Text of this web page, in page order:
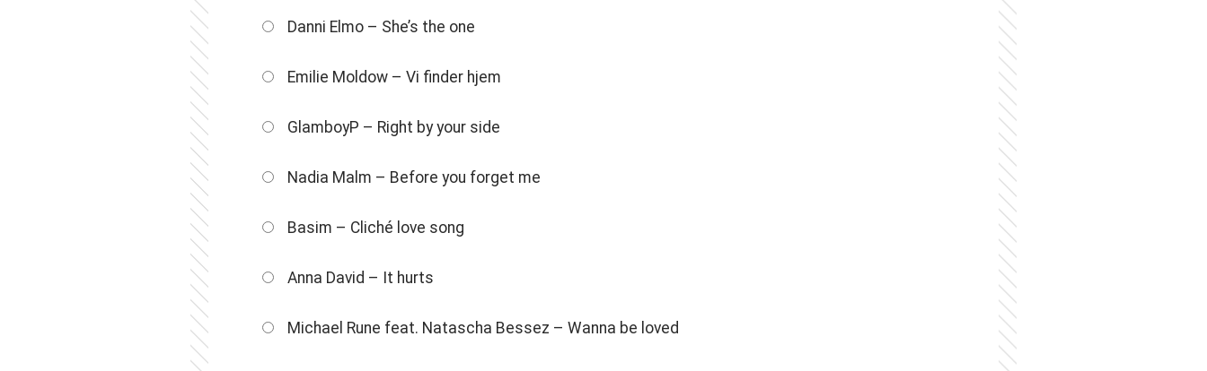
Danni Elmo – She’s the one
Emilie Moldow – Vi finder hjem
GlamboyP – Right by your side
Nadia Malm – Before you forget me
Basim – Cliché love song
Anna David – It hurts
Michael Rune feat. Natascha Bessez – Wanna be loved